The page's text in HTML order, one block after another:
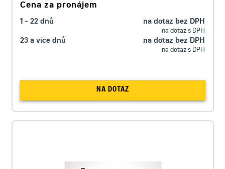
Cena za pronájem
1 - 22 dnů na dotaz bez DPH
na dotaz s DPH
23 a více dnů na dotaz bez DPH
na dotaz s DPH
NA DOTAZ